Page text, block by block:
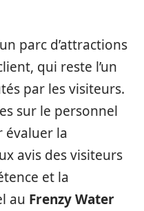
parc d’attractions
qui reste l’un
par les visiteurs.
sur le personnel
évaluer la
avis des visiteurs
et la
au Frenzy Water